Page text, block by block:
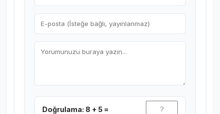
Doğrulama: 8 + 5 =